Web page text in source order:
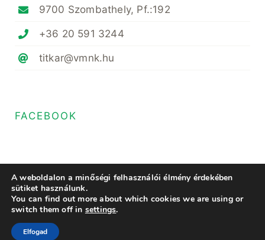
9700 Szombathely, Pf.:192
+36 20 591 3244
titkar@vmnk.hu
FACEBOOK
© Copyright 2021- 2023 • Magyar Növényvédő Mérnöki és Növényorvosi
Kamara Vas Megyei Területi Szervezete • All Rights Reserved • Minden
A weboldalon a minőségi felhasználói élmény érdekében
sütiket használunk.
You can find out more about which cookies we are using or
switch them off in settings.
Elfogad